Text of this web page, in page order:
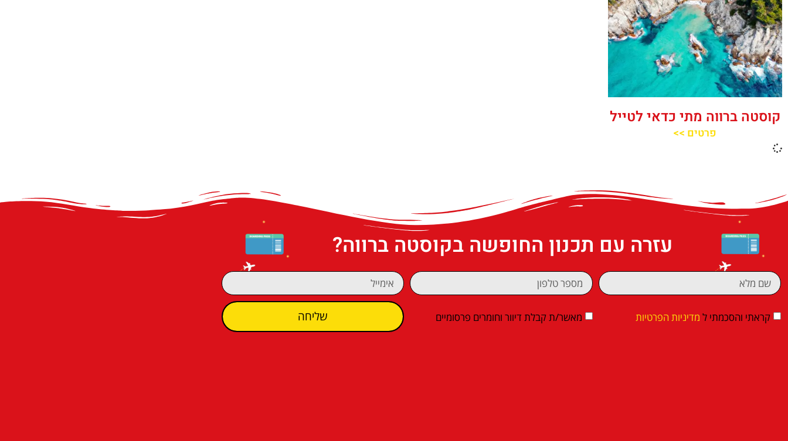
קוסטה ברווה מתי כדאי לטייל
פרטים >>
עזרה עם תכנון החופשה בקוסטה ברווה?
קראתי והסכמתי ל מדיניות הפרטיות מאשר/ת קבלת דיוור וחומרים פרסומיים שליחה